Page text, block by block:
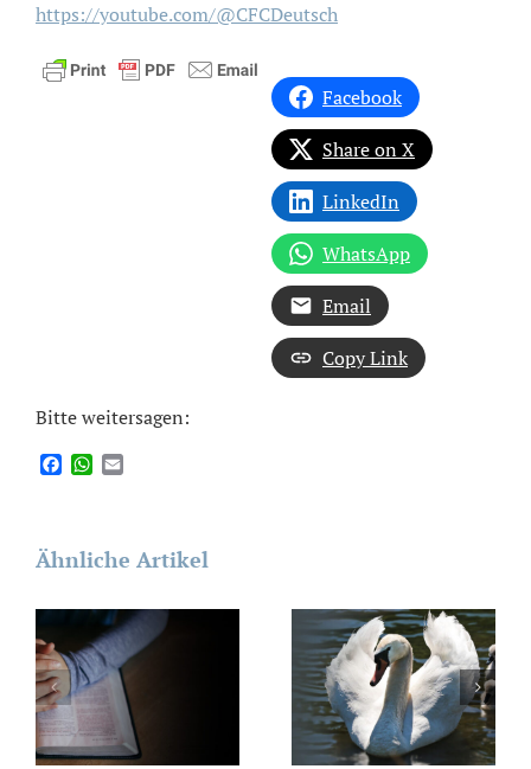
https://youtube.com/@CFCDeutsch
Facebook
Share on X
LinkedIn
WhatsApp
Email
Copy Link
Bitte weitersagen:
FacebookWhatsApp
Ähnliche Artikel